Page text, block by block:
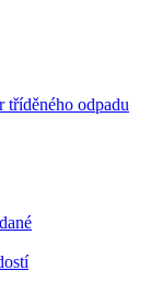
tříděného odpadu